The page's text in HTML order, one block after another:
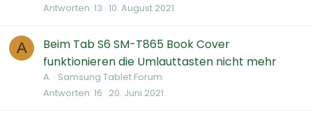
Antworten 13 10. August 2021
A
Beim Tab S6 SM-T865 Book Cover
funktionieren die Umlauttasten nicht mehr
A. Samsung Tablet Forum
Antworten 16 20. Juni 2021